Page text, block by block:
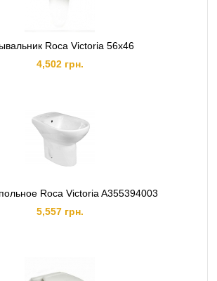
Roca Victoria 56x46
4,502 грн.
Roca Victoria A355394003
5,557 грн.